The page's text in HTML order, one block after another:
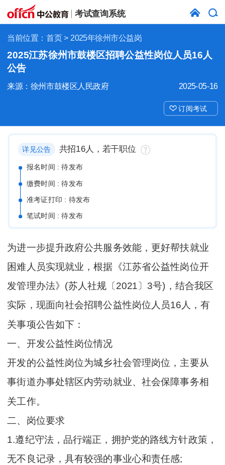
考试查询系统
当前位置： 首页> 2025年徐州市公益岗
2025江苏徐州市鼓楼区招聘公益性岗位人员16人
公告
2025-05-16
来源：徐州市鼓楼区人民政府
订阅考试
详见公告 共招16人，若干职位
报名时间 : 待发布
缴费时间 : 待发布
准考证打印 : 待发布
笔试时间 : 待发布
为进一步提升政府公共服务效能，更好帮扶就业
困难人员实现就业，根据《江苏省公益性岗位开
发管理办法》(苏人社规〔2021〕3号)，结合我区
实际，现面向社会招聘公益性岗位人员16人，有
关事项公告如下：
一、开发公益性岗位情况
开发的公益性岗位为城乡社会管理岗位，主要从
事街道办事处辖区内劳动就业、社会保障事务相
关工作。
二、岗位要求
1.遵纪守法，品行端正，拥护党的路线方针政策，
无不良记录，具有较强的事业心和责任感;